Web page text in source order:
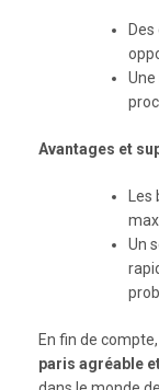
Avantages et
Un
En fin de
paris agréable